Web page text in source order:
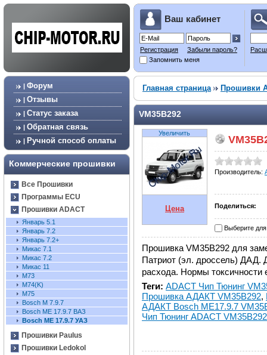
Ваш кабинет
Регистрация
Забыли пароль?
Запомнить меня
| Форум
| Отзывы
| Статус заказа
| Обратная связь
| Ручной способ оплаты
Коммерческие прошивки
Все Прошивки
Программы ECU
Прошивки ADACT
Январь 5.1
Январь 7.2
Январь 7.2+
Микас 7.1
Микас 7.2
Микас 11
М73
М74(K)
М75
Bosch M 7.9.7
Bosch ME 17.9.7 ВАЗ
Bosch ME 17.9.7 УАЗ
Прошивки Paulus
Прошивки Ledokol
Главная страница Прошивки
VM35B292
Увеличить
Цена
Производитель:
Поделиться:
Выберите
Прошивка VM35B292 для
Патриот (эл. дроссель) ДАД.
расхода. Нормы токсичности
Теги: ADACT Чип Тюнинг
Прошивка АДАКТ VM35B292,
АДАКТ Bosch ME17.9.7
Чип Тюнинг ADACT VM35B292